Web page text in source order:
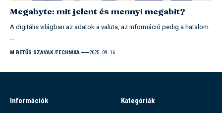
Megabyte: mit jelent és mennyi megabit?
A digitális világban az adatok a valuta, az információ pedig a hatalom.
…
M BETŰS SZAVAK TECHNIKA 2025. 09. 16.
Információk
Kategóriák